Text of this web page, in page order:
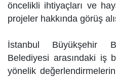
öncelikli ihtiyaçları ve
projeler hakkında görüş
İstanbul Büyükşehir
Belediyesi arasındaki iş
yönelik